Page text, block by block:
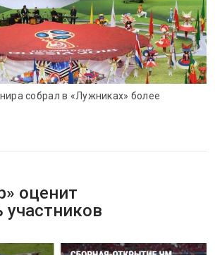
собрал в «Лужниках» более
оценит
участников